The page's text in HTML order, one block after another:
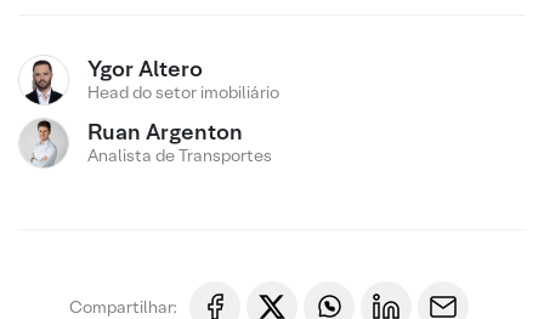
Ygor Altero
Head do setor imobiliário
Ruan Argenton
Analista de Transportes
Compartilhar: